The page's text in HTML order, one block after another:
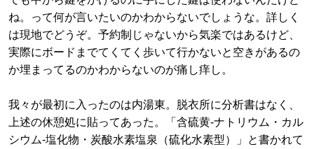
ね。って何が言いたいのかわからないでしょうな。詳しく
は現地でどうぞ。予約制じゃないから気楽ではあるけど、
実際にボードまでてくてく歩いて行かないと空きがあるの
か埋まってるのかわからないのが痛し痒し。
我々が最初に入ったのは内湯東。脱衣所に分析書はなく、
上述の休憩処に貼ってあった。「含硫黄-ナトリウム・カル
シウム-塩化物・炭酸水素塩泉（硫化水素型）」と書かれて